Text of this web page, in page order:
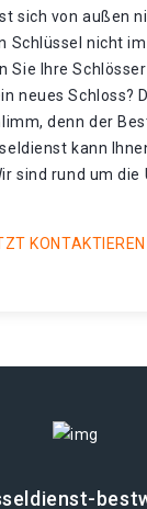
sich von außen
Schlüssel nicht
Sie Ihre
neues Schloss?
denn der
kann
sind rund um die
KONTAKTIEREN